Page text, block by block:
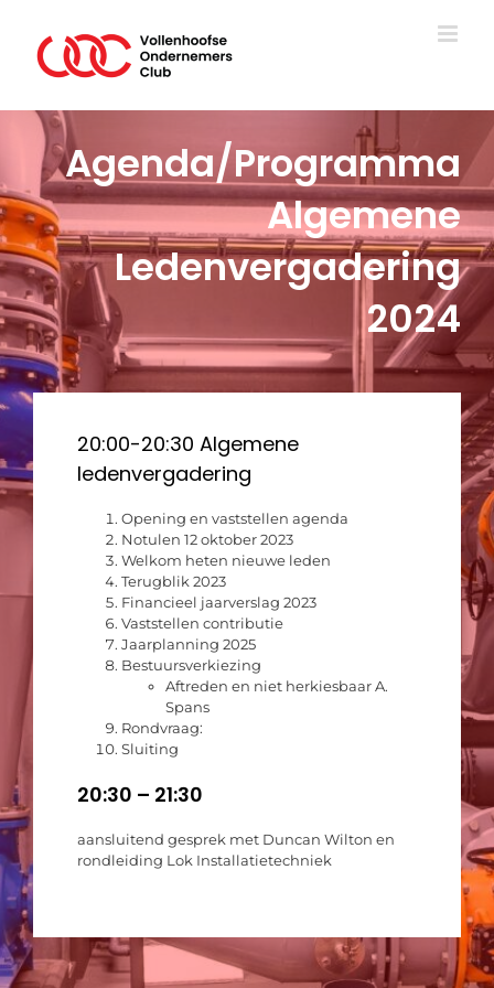
inhoud
Agenda/Programma
Algemene
Ledenvergadering
2024
20:00-20:30 Algemene
ledenvergadering
Opening en vaststellen agenda
Notulen 12 oktober 2023
Welkom heten nieuwe leden
Terugblik 2023
Financieel jaarverslag 2023
Vaststellen contributie
Jaarplanning 2025
Bestuursverkiezing
Aftreden en niet herkiesbaar A.
Spans
Rondvraag:
Sluiting
20:30 – 21:30
aansluitend gesprek met Duncan Wilton en
rondleiding Lok Installatietechniek